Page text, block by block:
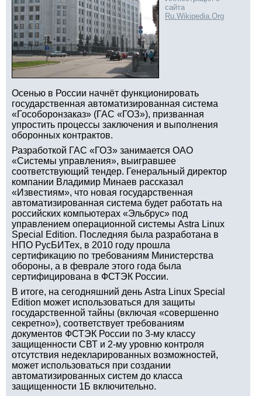
сайта
Ru.Wikipedia.Org
Осенью в России начнёт функционировать
государственная автоматизированная система
«Гособоронзаказ» (ГАС «ГОЗ»), призванная
упростить процессы заключения и выполнения
оборонных контрактов.
Разработкой ГАС «ГОЗ» занимается ОАО
«Системы управления», выигравшее
соответствующий тендер. Генеральный директор
компании Владимир Минаев рассказал
«Известиям», что новая государственная
автоматизированная система будет работать на
российских компьютерах «Эльбрус» под
управлением операционной системы Astra Linux
Special Edition. Последняя была разработана в
НПО РусБИТех, в 2010 году прошла
сертификацию по требованиям Министерства
обороны, а в феврале этого года была
сертифицирована в ФСТЭК России.
В итоге, на сегодняшний день Astra Linux Special
Edition может использоваться для защиты
государственной тайны (включая «совершенно
секретно»), соответствует требованиям
документов ФСТЭК России по 3-му классу
защищенности СВТ и 2-му уровню контроля
отсутствия недекларированных возможностей,
может использоваться при создании
автоматизированных систем до класса
защищенности 1Б включительно.